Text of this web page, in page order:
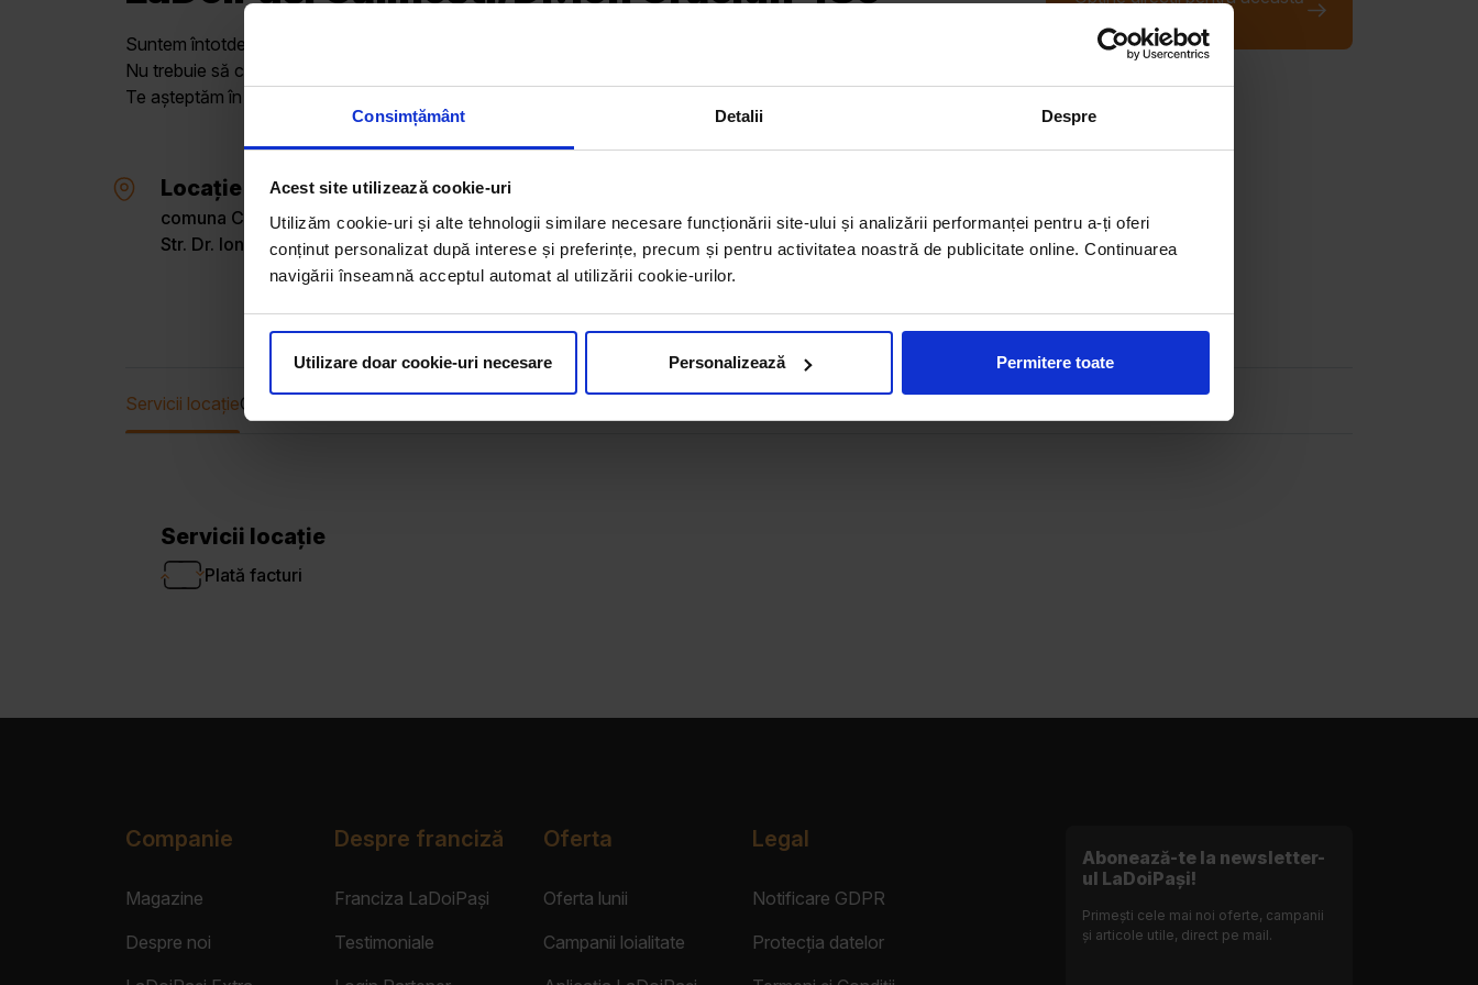
Consimțământ Detalii Despre
Acest site utilizează cookie-uri
Utilizăm cookie-uri și alte tehnologii similare necesare funcționării site-ului și analizării performanței pentru a-ți oferi
conținut personalizat după interese și preferințe, precum și pentru activitatea noastră de publicitate online. Continuarea
navigării înseamnă acceptul automat al utilizării cookie-urilor.
Utilizare doar cookie-uri necesare Personalizează Permitere toate
Suntem întotdeauna aproape de comunitate.
Nu trebuie să cauți prea departe pentru a găsi tot ce ai nevoie pentru tine sau pentru familia ta.
Te așteptăm în magazinele LaDoiPași cu o gamă variată de produse și servicii de calitate.
locație
Locație
comuna Călinești, sat Călinești, Argeș
Str. Dr. Ion Crăciun, Nr. 489
L - V: 07:00 – 21:00
S: 07:00 – 21:00
D: 07:00 – 21:00
Servicii locațieOferta curentă
Servicii locație
Plată facturi
Companie
Magazine
Despre noi
Despre franciză
Franciza LaDoiPași
Testimoniale
Oferta
Oferta lunii
Campanii loialitate
Legal
Notificare GDPR
Protecția datelor
Abonează-te la newsletter-
ul LaDoiPași!
Primești cele mai noi oferte, campanii
și articole utile, direct pe mail.